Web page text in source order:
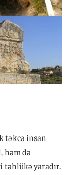
təkcə insan
həm də
yaradır.